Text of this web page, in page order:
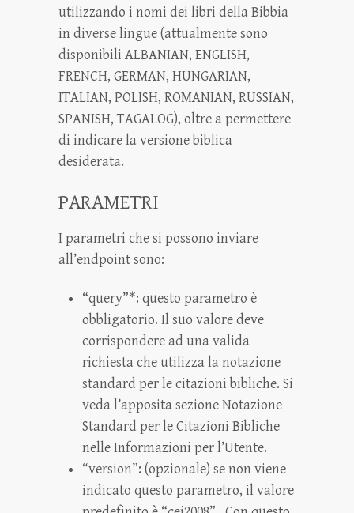
utilizzando i nomi dei libri della Bibbia
in diverse lingue (attualmente sono
disponibili ALBANIAN, ENGLISH,
FRENCH, GERMAN, HUNGARIAN,
ITALIAN, POLISH, ROMANIAN, RUSSIAN,
SPANISH, TAGALOG), oltre a permettere
di indicare la versione biblica
desiderata.
PARAMETRI
I parametri che si possono inviare
all’endpoint sono:
“query”*: questo parametro è
obbligatorio. Il suo valore deve
corrispondere ad una valida
richiesta che utilizza la notazione
standard per le citazioni bibliche. Si
veda l’apposita sezione Notazione
Standard per le Citazioni Bibliche
nelle Informazioni per l’Utente.
“version”: (opzionale) se non viene
indicato questo parametro, il valore